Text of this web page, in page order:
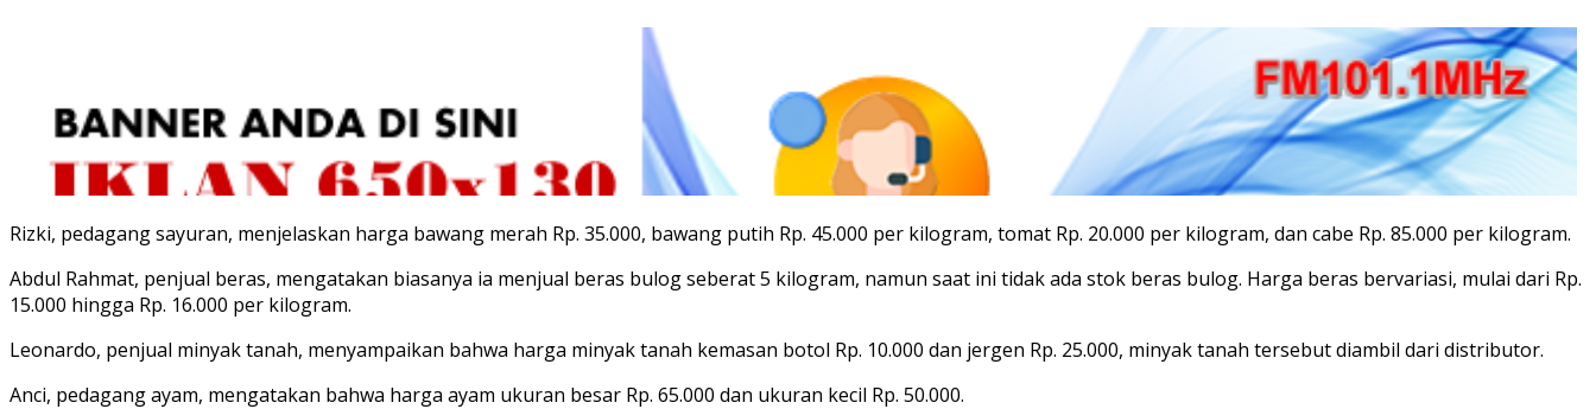
Rizki, pedagang sayuran, menjelaskan harga bawang merah Rp. 35.000, bawang putih Rp. 45.000 per kilogram, tomat Rp. 20.000 per kilogram, dan cabe Rp. 85.000 per kilogram.
Abdul Rahmat, penjual beras, mengatakan biasanya ia menjual beras bulog seberat 5 kilogram, namun saat ini tidak ada stok beras bulog. Harga beras bervariasi, mulai dari Rp.
15.000 hingga Rp. 16.000 per kilogram.
Leonardo, penjual minyak tanah, menyampaikan bahwa harga minyak tanah kemasan botol Rp. 10.000 dan jergen Rp. 25.000, minyak tanah tersebut diambil dari distributor.
Anci, pedagang ayam, mengatakan bahwa harga ayam ukuran besar Rp. 65.000 dan ukuran kecil Rp. 50.000.